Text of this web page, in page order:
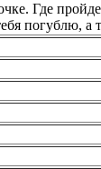
Где
погублю, а